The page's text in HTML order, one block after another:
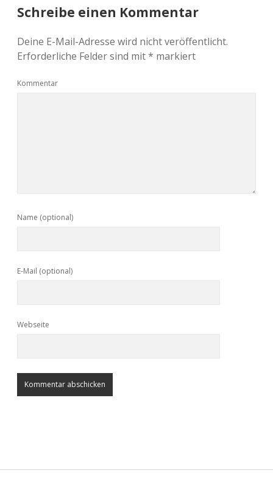
Schreibe einen Kommentar
Deine E-Mail-Adresse wird nicht veröffentlicht.
Erforderliche Felder sind mit* markiert
Kommentar
Name (optional)
E-Mail (optional)
Webseite